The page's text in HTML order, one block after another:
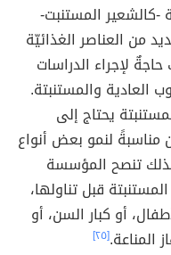
-كالشعير المستنبت-
من العناصر الغذائيّة
لإجراء الدراسات
العادية والمستنبتة.
يحتاج إلى
مناسبةً لنمو بعض أنواع
تنصح المؤسسة
قبل تناولها،
أو كبار السن، أو
[٢٥]